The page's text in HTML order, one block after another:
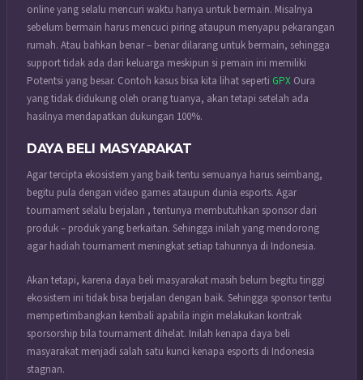
online yang selalu mencuri waktu hanya untuk bermain. Misalnya
sebelum bermain harus mencuci piring ataupun menyapu pekarangan
rumah. Atau bahkan benar – benar dilarang untuk bermain, sehingga
support tidak ada dari keluarga meskipun si pemain ini memiliki
Potentsi yang besar. Contoh kasus bisa kita lihat seperti GPX Oura
yang tidak didukung oleh orang tuanya, akan tetapi setelah ada
hasilnya mendapatkan dukungan 100%.
DAYA BELI MASYARAKAT
Agar tercipta ekosistem yang baik tentu semuanya harus seimbang,
begitu pula dengan video games ataupun dunia esports. Agar
tournament selalu berjalan , tentunya membutuhkan sponsor dari
produk – produk yang berkaitan. Sehingga inilah yang mendorong
agar hadiah tournament meningkat setiap tahunnya di Indonesia.
Akan tetapi, karena daya beli masyarakat masih belum begitu tinggi
ekosistem ini tidak bisa berjalan dengan baik. Sehingga sponsor tentu
mempertimbangkan kembali apabila ingin melakukan kontrak
sporsorship bila tournament dihelat. Inilah kenapa daya beli
masyarakat menjadi salah satu kunci kenapa esports di Indonesia
stagnan.